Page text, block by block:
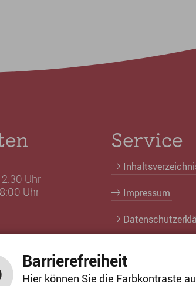
Uhr
Uhr
Service
Impressum
Barrierefreiheit
Hier können Sie die Farbkontraste